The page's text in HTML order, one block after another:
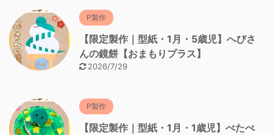
P製作
【限定製作｜型紙・1月・5歳児】へびさ
んの鏡餅【おまもりプラス】
2026/7/29
P製作
【限定製作｜型紙・1月・1歳児】ぺたぺ